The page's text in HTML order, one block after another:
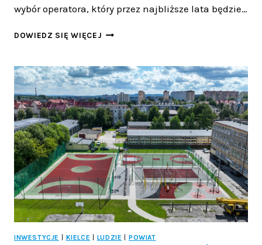
wybór operatora, który przez najbliższe lata będzie…
DOWIEDZ SIĘ WIĘCEJ ZIELONA
KIELCACH:
MIASTO
SZUKA
OPERATORA
DLA
24
NOWYCH
AUTOBUSÓW
ELEKTRYCZNYCH!
INWESTYCJE KIELCE LUDZIE
POWIAT